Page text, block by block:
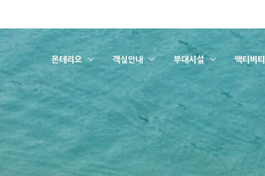
몬테리오 객실안내 부대시설 액티비티